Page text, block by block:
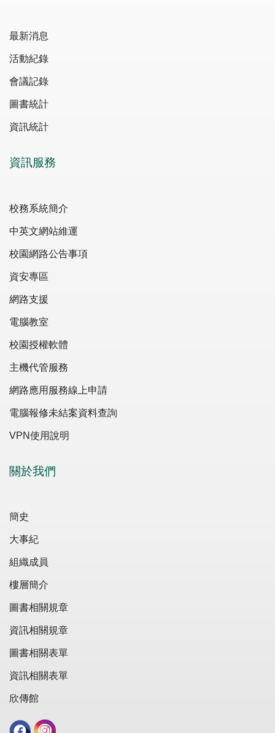
最新消息
活動紀錄
會議記錄
圖書統計
資訊統計
資訊服務
校務系統簡介
中英文網站維運
校園網路公告事項
資安專區
網路支援
電腦教室
校園授權軟體
主機代管服務
網路應用服務線上申請
電腦報修未結案資料查詢
VPN使用說明
關於我們
簡史
大事紀
組織成員
樓層簡介
圖書相關規章
資訊相關規章
圖書相關表單
資訊相關表單
欣傳館